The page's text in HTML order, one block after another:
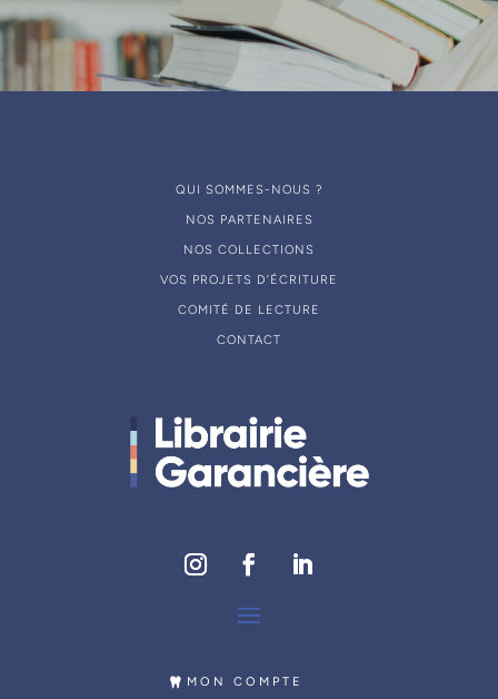
QUI SOMMES-NOUS ?
NOS PARTENAIRES
NOS COLLECTIONS
VOS PROJETS D’ÉCRITURE
COMITÉ DE LECTURE
CONTACT
MON COMPTE